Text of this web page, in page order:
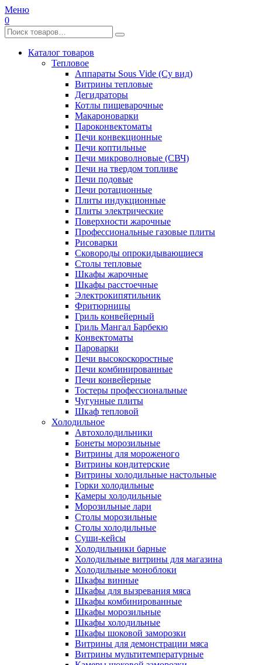
Меню
0
Каталог товаров
Тепловое
Аппараты Sous Vide (Су вид)
Витрины тепловые
Дегидраторы
Котлы пищеварочные
Макароноварки
Пароконвектоматы
Печи конвекционные
Печи коптильные
Печи микроволновые (СВЧ)
Печи на твердом топливе
Печи подовые
Печи ротационные
Плиты индукционные
Плиты электрические
Поверхности жарочные
Профессиональные газовые плиты
Рисоварки
Сковороды опрокидывающиеся
Столы тепловые
Шкафы жарочные
Шкафы расстоечные
Электрокипятильник
Фритюрницы
Гриль конвейерный
Гриль Мангал Барбекю
Конвектоматы
Пароварки
Печи высокоскоростные
Печи комбинированные
Печи конвейерные
Тостеры профессиональные
Чугунные плиты
Шкаф тепловой
Холодильное
Автохолодильники
Бонеты морозильные
Витрины для мороженого
Витрины кондитерские
Витрины холодильные настольные
Горки холодильные
Камеры холодильные
Морозильные лари
Столы морозильные
Столы холодильные
Суши-кейсы
Холодильники барные
Холодильные витрины для магазина
Холодильные моноблоки
Шкафы винные
Шкафы для вызревания мяса
Шкафы комбинированные
Шкафы морозильные
Шкафы холодильные
Шкафы шоковой заморозки
Витрины для демонстрации мяса
Витрины мультитемпературные